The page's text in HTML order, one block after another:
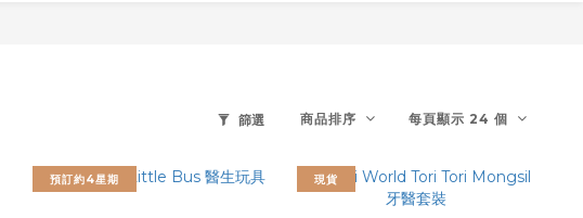
篩選 商品排序 每頁顯示 24 個
預訂約4星期 現貨